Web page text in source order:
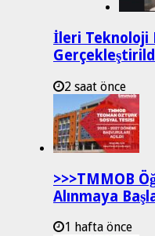
İleri Teknoloji
2 saat önce
>>>TMMOB
Alınmaya
1 hafta önce